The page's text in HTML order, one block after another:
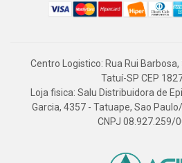
Centro Logistico: Rua Rui
Tatuí-SP CEP
Loja fisica: Salu Distribuidora de
Garcia, 4357 - Tatuape, Sao
CNPJ 08.927.259/